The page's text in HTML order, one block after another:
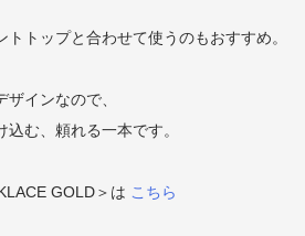
トップと合わせて使うのもおすすめ。
インなので、
む、頼れる一本です。
GOLD＞は こちら